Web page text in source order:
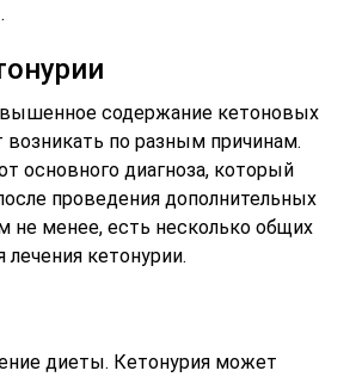
содержание кетоновых
по разным причинам.
основного диагноза, который
проведения дополнительных
не менее, есть несколько общих
кетонурии.
диеты. Кетонурия может